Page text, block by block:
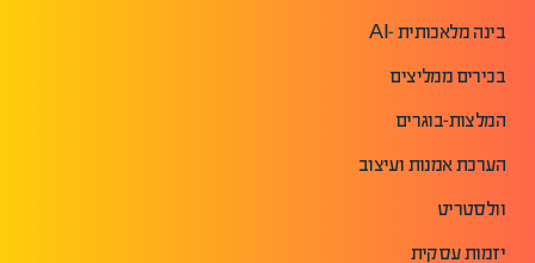
בינה מלאכותית -AI
בכירים ממליצים
המלצות-בוגרים
הערכת אמנות ועיצוב
וולסטריט
יזמות עסקית